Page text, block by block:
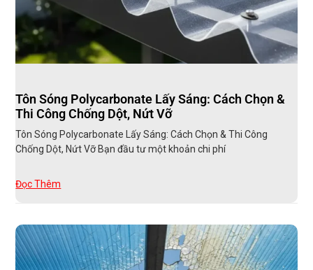
Tôn Sóng Polycarbonate Lấy Sáng: Cách Chọn &
Thi Công Chống Dột, Nứt Vỡ
Tôn Sóng Polycarbonate Lấy Sáng: Cách Chọn & Thi Công
Chống Dột, Nứt Vỡ Bạn đầu tư một khoản chi phí
Đọc Thêm